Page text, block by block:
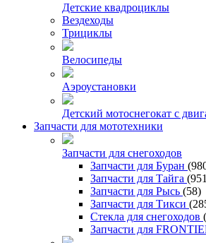
Детские квадроциклы
Вездеходы
Трициклы
Велосипеды
Аэроустановки
Детский мотоснегокат с
Запчасти для мототехники
Запчасти для снегоходов
Запчасти для Буран
Запчасти для Тайга
Запчасти для Рысь (58)
Запчасти для Тикси
Стекла для снегоходов
Запчасти для